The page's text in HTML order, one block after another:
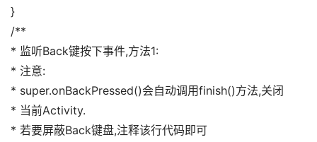
}
/**
* 监听Back键按下事件,方法1:
* 注意:
* super.onBackPressed()会自动调用finish()方法,关闭
* 当前Activity.
* 若要屏蔽Back键盘,注释该行代码即可